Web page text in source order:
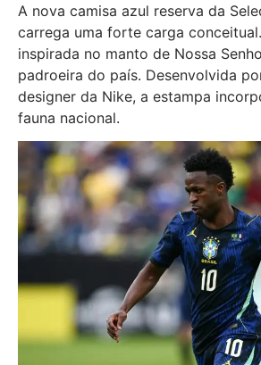
A nova camisa azul reserva da
carrega uma forte carga
inspirada no manto de Nossa
padroeira do país. Desenvolvida
designer da Nike, a estampa
fauna nacional.